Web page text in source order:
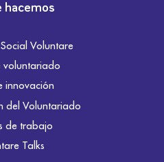
hacemos
Voluntare
voluntariado
innovación
del Voluntariado
de trabajo
Talks